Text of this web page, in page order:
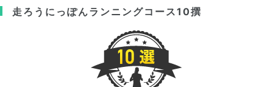
走ろうにっぽんランニングコース10撰